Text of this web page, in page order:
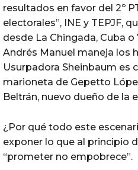
resultados en favor del 2º
electorales”, INE y TEPJF,
desde La Chingada, Cuba
Andrés Manuel maneja los
Usurpadora Sheinbaum es
marioneta de Gepetto
Beltrán, nuevo dueño de la
¿Por qué todo este
exponer lo que al principio
“prometer no empobrece”.